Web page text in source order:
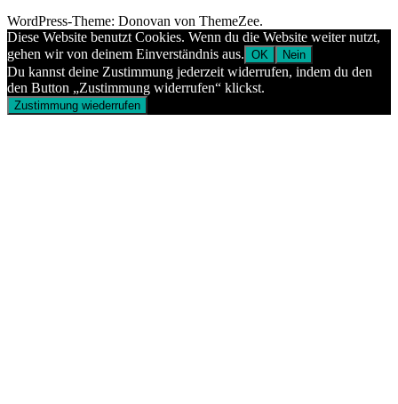
WordPress-Theme: Donovan von ThemeZee.
Diese Website benutzt Cookies. Wenn du die Website weiter nutzt,
gehen wir von deinem Einverständnis aus. OK Nein
Du kannst deine Zustimmung jederzeit widerrufen, indem du den
den Button „Zustimmung widerrufen“ klickst.
Zustimmung wiederrufen